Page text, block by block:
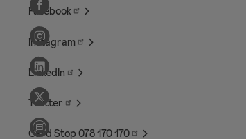
Facebook
Instagram
LinkedIn
Twitter
Card Stop 078 170170